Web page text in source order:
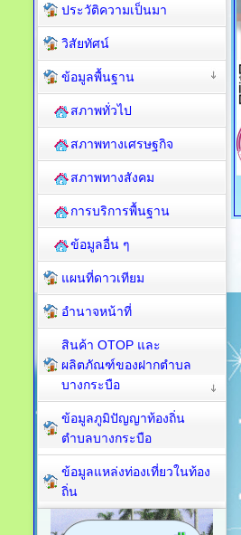
ประวัติความเป็นมา
วิสัยทัศน์
ข้อมูลพื้นฐาน
สภาพทั่วไป
สภาพทางเศรษฐกิจ
สภาพทางสังคม
การบริการพื้นฐาน
ข้อมูลอื่น ๆ
แผนที่ดาวเทียม
อำนาจหน้าที่
สินค้า OTOP และ
ผลิตภัณฑ์ของฝากตำบล
บางกระบือ
ข้อมูลภูมิปัญญาท้องถิ่น
ตำบลบางกระบือ
ข้อมูลแหล่งท่องเที่ยวในท้อง
ถิ่น